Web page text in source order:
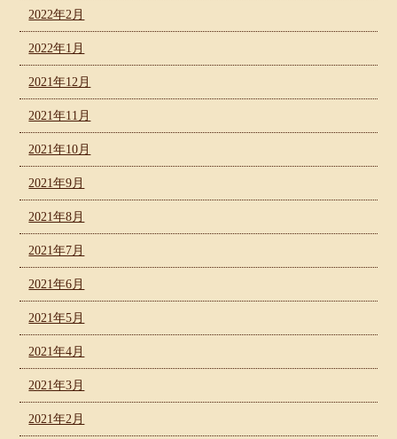
2022年2月
2022年1月
2021年12月
2021年11月
2021年10月
2021年9月
2021年8月
2021年7月
2021年6月
2021年5月
2021年4月
2021年3月
2021年2月